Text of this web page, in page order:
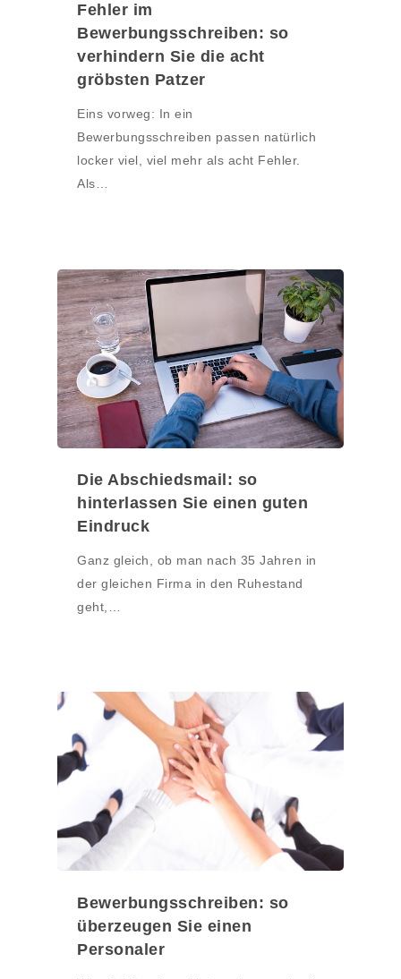
Fehler im
Bewerbungsschreiben: so
verhindern Sie die acht
gröbsten Patzer
Eins vorweg: In ein
Bewerbungsschreiben passen natürlich
locker viel, viel mehr als acht Fehler.
Als…
Die Abschiedsmail: so
hinterlassen Sie einen guten
Eindruck
Ganz gleich, ob man nach 35 Jahren in
der gleichen Firma in den Ruhestand
geht,…
Bewerbungsschreiben: so
überzeugen Sie einen
Personaler